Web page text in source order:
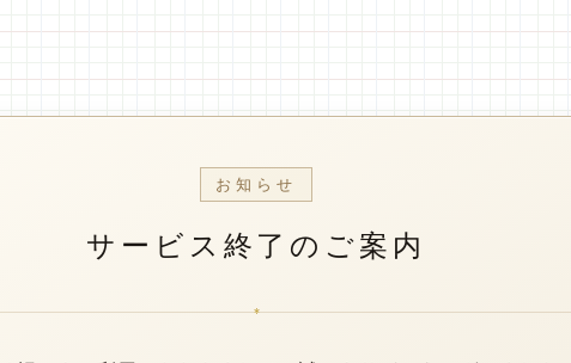
お知らせ
サービス終了のご案内
*